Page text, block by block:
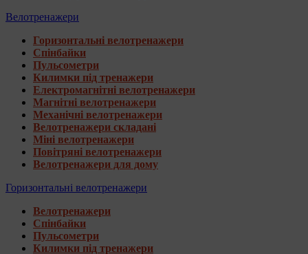
Велотренажери
Горизонтальні велотренажери
Спінбайки
Пульсометри
Килимки під тренажери
Електромагнітні велотренажери
Магнітні велотренажери
Механічні велотренажери
Велотренажери складані
Міні велотренажери
Повітряні велотренажери
Велотренажери для дому
Горизонтальні велотренажери
Велотренажери
Спінбайки
Пульсометри
Килимки під тренажери